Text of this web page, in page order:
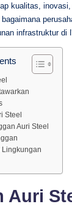
kualitas,
infrastruktur di
Steel
Auri Steel
Lingkungan
Auri